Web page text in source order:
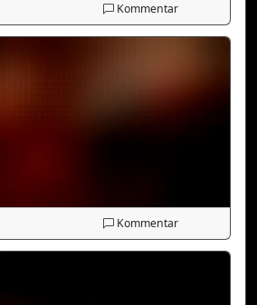
Kommentar
Kommentar